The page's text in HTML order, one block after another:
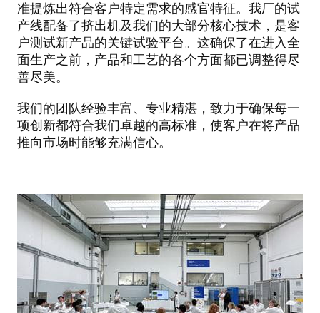
准提炼出符合客户特定需求的感官特征。我厂的试
产线配备了挤出机及我们的大部分核心技术，是客
户测试新产品的关键试验平台。这确保了在进入全
面生产之前，产品和工艺的各个方面都已调整得尽
善尽美。
我们的团队经验丰富、专业精湛，致力于确保每一
项创新都符合我们卓越的高标准，使客户在将产品
推向市场时能够充满信心。